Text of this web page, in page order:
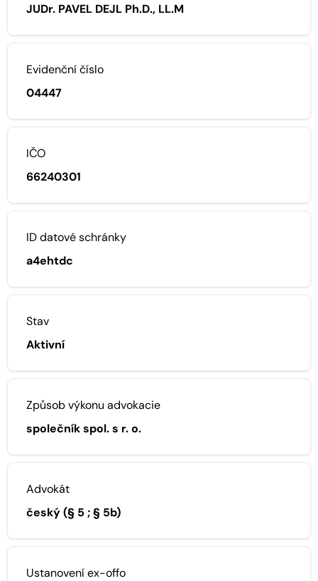
JUDr. PAVEL DEJL Ph.D., LL.M
Evidenční číslo
04447
IČO
66240301
ID datové schránky
a4ehtdc
Stav
Aktivní
Způsob výkonu advokacie
společník spol. s r. o.
Advokát
český (§ 5 ; § 5b)
Ustanovení ex-offo